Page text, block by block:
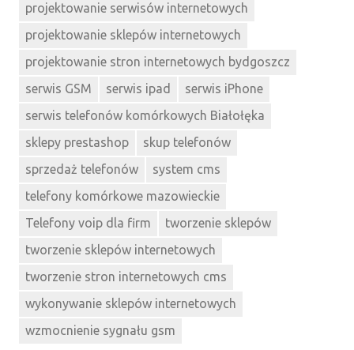
projektowanie serwisów internetowych
projektowanie sklepów internetowych
projektowanie stron internetowych bydgoszcz
serwis GSM
serwis ipad
serwis iPhone
serwis telefonów komórkowych Białołęka
sklepy prestashop
skup telefonów
sprzedaż telefonów
system cms
telefony komórkowe mazowieckie
Telefony voip dla firm
tworzenie sklepów
tworzenie sklepów internetowych
tworzenie stron internetowych cms
wykonywanie sklepów internetowych
wzmocnienie sygnału gsm